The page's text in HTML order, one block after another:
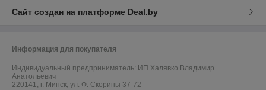
Сайт создан на платформе Deal.by
Информация для покупателя
Индивидуальный предприниматель: ИП Халявко Владимир
Анатольевич
220141, г. Минск, ул. Ф. Скорины 37-72